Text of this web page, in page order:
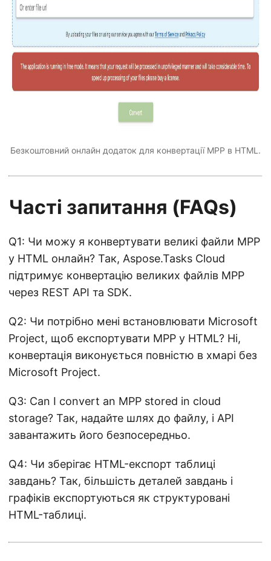
Безкоштовний онлайн додаток для конвертації MPP в HTML.
Часті запитання (FAQs)
Q1: Чи можу я конвертувати великі файли MPP
у HTML онлайн? Так, Aspose.Tasks Cloud
підтримує конвертацію великих файлів MPP
через REST API та SDK.
Q2: Чи потрібно мені встановлювати Microsoft
Project, щоб експортувати MPP у HTML? Ні,
конвертація виконується повністю в хмарі без
Microsoft Project.
Q3: Can I convert an MPP stored in cloud
storage? Так, надайте шлях до файлу, і API
завантажить його безпосередньо.
Q4: Чи зберігає HTML-експорт таблиці
завдань? Так, більшість деталей завдань і
графіків експортуються як структуровані
HTML-таблиці.